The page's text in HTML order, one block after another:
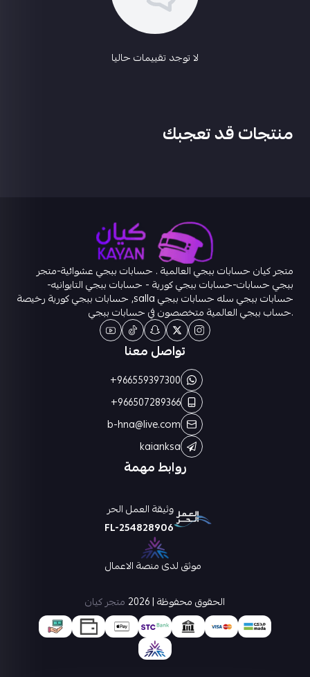
لا توجد تقييمات حاليا
منتجات قد تعجبك
متجر كيان حسابات ببجي العالمية . حسابات ببجي عشوائية-متجر
ببجي حسابات-حسابات ببجي كورية - حسابات ببجي التايوانيه-
حسابات ببجي سله حسابات ببجي salla, حسابات ببجي كورية رخيصة
.حساب ببجي العالمية متخصصون في حسابات ببجي
روابط مهمة
تواصل معنا
+966559397300
+966507289366
b-hna@live.com
kaianksa
وثيقة العمل الحر
FL-254828906
موثق لدى منصة الاعمال
الحقوق محفوظة | 2026
متجر كيان